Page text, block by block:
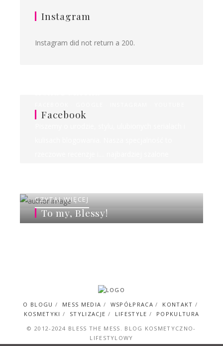
Instagram
Instagram did not return a 200.
Facebook
To my, Blessy!
CZYTAJ WIĘCEJ
O BLOGU MESS MEDIA WSPÓŁPRACA
KONTAKT
KOSMETYKI
STYLIZACJE LIFESTYLE
POPKULTURA
© 2012-2024 BLESS THE MESS. BLOG KOSMETYCZNO-
LIFESTYLOWY